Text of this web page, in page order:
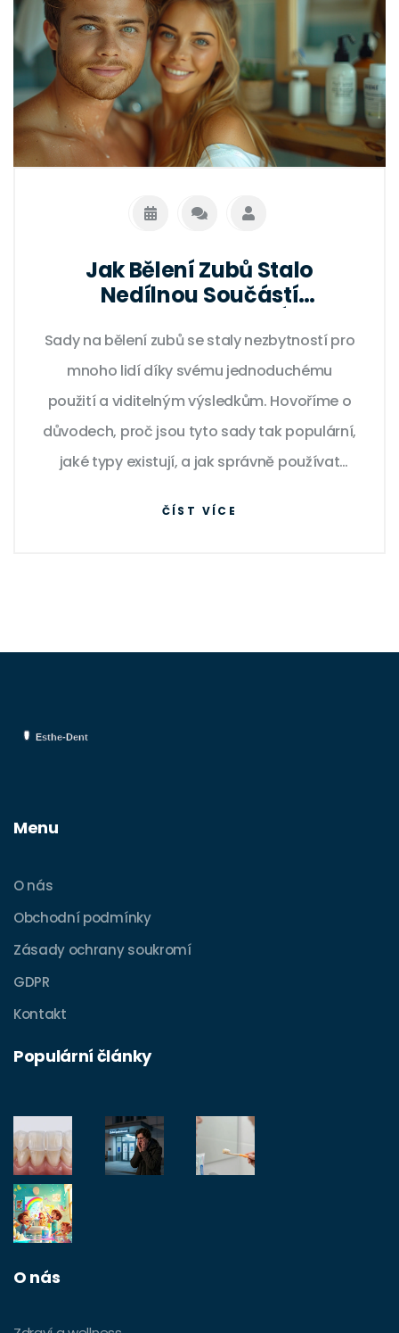
Jak Bělení Zubů Stalo
Nedílnou Součástí
Hygienu
Sady na bělení zubů se staly nezbytností pro
mnoho lidí díky svému jednoduchému
použití a viditelným výsledkům. Hovoříme o
důvodech, proč jsou tyto sady tak populární,
jaké typy existují, a jak správně používat
ČÍST VÍCE
Menu
O nás
Obchodní podmínky
Zásady ochrany soukromí
GDPR
Kontakt
Populární články
O nás